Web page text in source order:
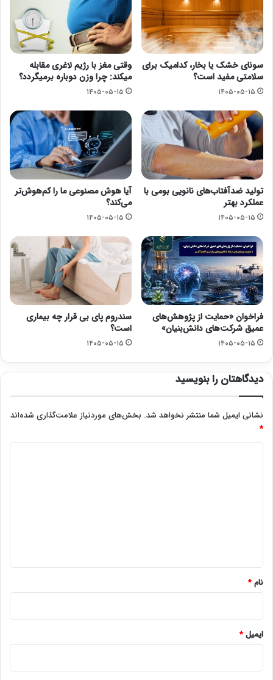
سونای خشک یا بخار، کدامیک برای
سلامتی مفید است؟
۱۴۰۵-۰۵-۱۵
وقتی مغز با رژیم لاغری مقابله
میکند: چرا وزن دوباره برمیگردد؟
۱۴۰۵-۰۵-۱۵
تولید ضدآفتاب‌های نانویی بومی با
عملکرد بهتر
۱۴۰۵-۰۵-۱۵
آیا هوش مصنوعی ما را کم‌هوش‌تر
می‌کند؟
۱۴۰۵-۰۵-۱۵
فراخوان «حمایت از پژوهش‌های
عمیق شرکت‌های دانش‌بنیان»
۱۴۰۵-۰۵-۱۵
سندروم پای بی قرار چه بیماری
است؟
۱۴۰۵-۰۵-۱۵
دیدگاهتان را بنویسید
نشانی ایمیل شما منتشر نخواهد شد. بخش‌های موردنیاز علامت‌گذاری شده‌اند
*
نام*
ایمیل*